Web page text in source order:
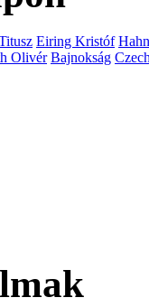
Eiring Kristóf Hahn
Olivér Bajnokság